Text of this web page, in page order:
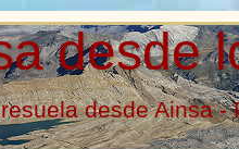
desde
desde Ainsa -